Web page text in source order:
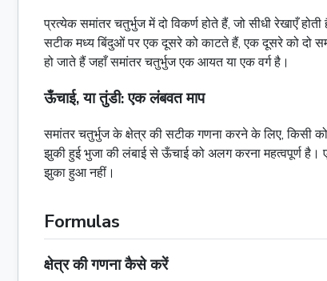
प्रत्येक समांतर चतुर्भुज में दो विकर्ण होते हैं, जो सीधी रेखाएँ
सटीक मध्य बिंदुओं पर एक दूसरे को काटते हैं, एक दूसरे को दो
हो जाते हैं जहाँ समांतर चतुर्भुज एकआयतया एकवर्गहै।
ऊँचाई, या तुंडी: एक लंबवत माप
समांतर चतुर्भुज के क्षेत्र की सटीक गणना करने के लिए, किसी
झुकी हुई भुजा की लंबाई से ऊँचाई को अलग करना महत्वपूर्ण है।
झुका हुआ नहीं।
Formulas
क्षेत्र की गणना कैसे करें